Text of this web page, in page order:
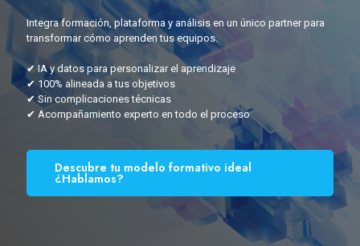
Integra formación, plataforma y análisis en un único partner para
transformar cómo aprenden tus equipos.
✔ IA y datos para personalizar el aprendizaje
✔ 100% alineada a tus objetivos
✔ Sin complicaciones técnicas
✔ Acompañamiento experto en todo el proceso
Descubre tu modelo formativo ideal
¿Hablamos?